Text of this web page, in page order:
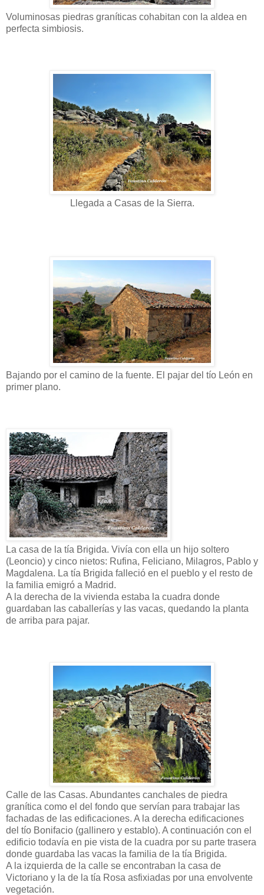
Voluminosas piedras graníticas cohabitan con la aldea en
perfecta simbiosis.
Llegada a Casas de la Sierra.
Bajando por el camino de la fuente. El pajar del tío León en
primer plano.
La casa de la tía Brigida. Vivía con ella un hijo soltero
(Leoncio) y cinco nietos: Rufina, Feliciano, Milagros, Pablo y
Magdalena. La tía Brigida falleció en el pueblo y el resto de
la familia emigró a Madrid.
A la derecha de la vivienda estaba la cuadra donde
guardaban las caballerías y las vacas, quedando la planta
de arriba para pajar.
Calle de las Casas. Abundantes canchales de piedra
granítica como el del fondo que servían para trabajar las
fachadas de las edificaciones. A la derecha edificaciones
del tío Bonifacio (gallinero y establo). A continuación con el
edificio todavía en pie vista de la cuadra por su parte trasera
donde guardaba las vacas la familia de la tía Brigida.
A la izquierda de la calle se encontraban la casa de
Victoriano y la de la tía Rosa asfixiadas por una envolvente
vegetación.